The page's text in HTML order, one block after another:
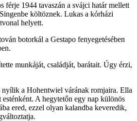
férje 1944 tavaszán a svájci határ mellett
költöznek. Lukas a kórházi
helyett.
botorkál a Gestapo fenyegetésében
munkáját, családját, barátait. Úgy érzi,
a Hohentwiel várának romjaira. Ella
A hegytetőn egy nap különös
ered, ezzel olyan kalandba keveredik,